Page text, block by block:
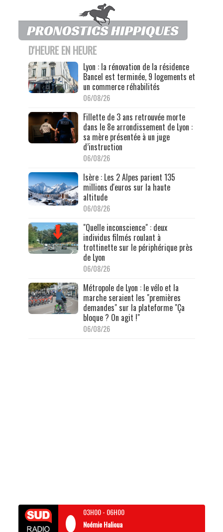
D'HEURE EN HEURE
Lyon : la rénovation de la résidence
Bancel est terminée, 9 logements et
un commerce réhabilités
06/08/26
Fillette de 3 ans retrouvée morte
dans le 8e arrondissement de Lyon :
sa mère présentée à un juge
d’instruction
06/08/26
Isère : Les 2 Alpes parient 135
millions d'euros sur la haute
altitude
06/08/26
"Quelle inconscience" : deux
individus filmés roulant à
trottinette sur le périphérique près
de Lyon
06/08/26
Métropole de Lyon : le vélo et la
marche seraient les "premières
demandes" sur la plateforme "Ça
bloque ? On agit !"
06/08/26
03H00- 06H00
Noémie Halioua